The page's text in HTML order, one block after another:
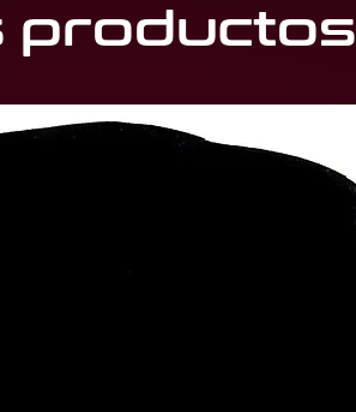
productos